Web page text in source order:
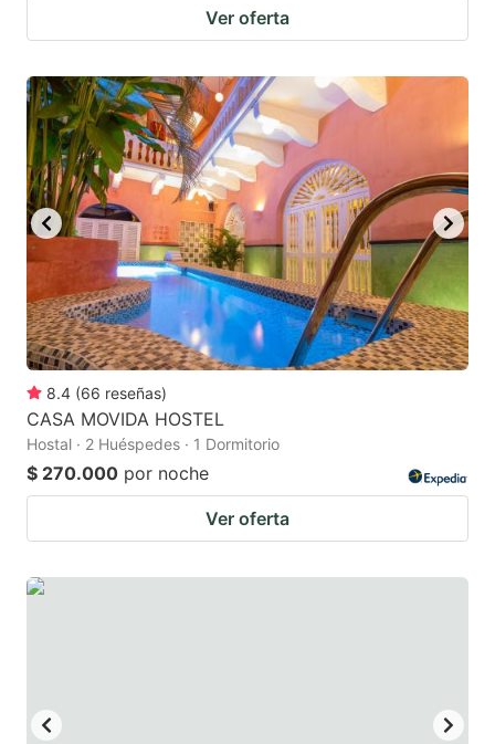
Ver oferta
8.4 (66 reseñas)
CASA MOVIDA HOSTEL
Hostal · 2 Huéspedes · 1 Dormitorio
$ 270.000 por noche
Ver oferta